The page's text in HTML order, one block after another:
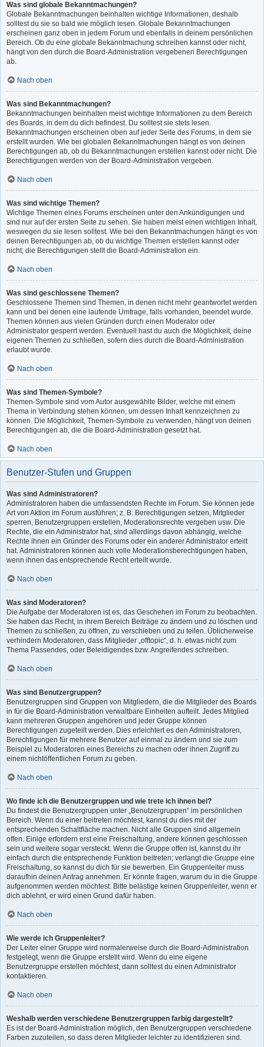
Was sind globale Bekanntmachungen?
Globale Bekanntmachungen beinhalten wichtige Informationen, deshalb
solltest du sie so bald wie möglich lesen. Globale Bekanntmachungen
erscheinen ganz oben in jedem Forum und ebenfalls in deinem persönlichen
Bereich. Ob du eine globale Bekanntmachung schreiben kannst oder nicht,
hängt von den durch die Board-Administration vergebenen Berechtigungen
ab.
Nach oben
Was sind Bekanntmachungen?
Bekanntmachungen beinhalten meist wichtige Informationen zu dem Bereich
des Boards, in dem du dich befindest. Du solltest sie stets lesen.
Bekanntmachungen erscheinen oben auf jeder Seite des Forums, in dem sie
erstellt wurden. Wie bei globalen Bekanntmachungen hängt es von deinen
Berechtigungen ab, ob du Bekanntmachungen erstellen kannst oder nicht. Die
Berechtigungen werden von der Board-Administration vergeben.
Nach oben
Was sind wichtige Themen?
Wichtige Themen eines Forums erscheinen unter den Ankündigungen und
sind nur auf der ersten Seite zu sehen. Sie haben meist einen wichtigen Inhalt,
weswegen du sie lesen solltest. Wie bei den Bekanntmachungen hängt es von
deinen Berechtigungen ab, ob du wichtige Themen erstellen kannst oder
nicht; die Berechtigungen stellt die Board-Administration ein.
Nach oben
Was sind geschlossene Themen?
Geschlossene Themen sind Themen, in denen nicht mehr geantwortet werden
kann und bei denen eine laufende Umfrage, falls vorhanden, beendet wurde.
Themen können aus vielen Gründen durch einen Moderator oder
Administrator gesperrt werden. Eventuell hast du auch die Möglichkeit, deine
eigenen Themen zu schließen, sofern dies durch die Board-Administration
erlaubt wurde.
Nach oben
Was sind Themen-Symbole?
Themen-Symbole sind vom Autor ausgewählte Bilder, welche mit einem
Thema in Verbindung stehen können, um dessen Inhalt kennzeichnen zu
können. Die Möglichkeit, Themen-Symbole zu verwenden, hängt von deinen
Berechtigungen ab, die die Board-Administration gesetzt hat.
Nach oben
Benutzer-Stufen und Gruppen
Was sind Administratoren?
Administratoren haben die umfassendsten Rechte im Forum. Sie können jede
Art von Aktion im Forum ausführen; z. B. Berechtigungen setzen, Mitglieder
sperren, Benutzergruppen erstellen, Moderationsrechte vergeben usw. Die
Rechte, die ein Administrator hat, sind allerdings davon abhängig, welche
Rechte ihnen ein Gründer des Forums oder ein anderer Administrator erteilt
hat. Administratoren können auch volle Moderationsberechtigungen haben,
wenn ihnen das entsprechende Recht erteilt wurde.
Nach oben
Was sind Moderatoren?
Die Aufgabe der Moderatoren ist es, das Geschehen im Forum zu beobachten.
Sie haben das Recht, in ihrem Bereich Beiträge zu ändern und zu löschen und
Themen zu schließen, zu öffnen, zu verschieben und zu teilen. Üblicherweise
verhindern Moderatoren, dass Mitglieder „offtopic“, d. h. etwas nicht zum
Thema Passendes, oder Beleidigendes bzw. Angreifendes schreiben.
Nach oben
Was sind Benutzergruppen?
Benutzergruppen sind Gruppen von Mitgliedern, die die Mitglieder des Boards
in für die Board-Administration verwaltbare Einheiten aufteilt. Jedes Mitglied
kann mehreren Gruppen angehören und jeder Gruppe können
Berechtigungen zugeteilt werden. Dies erleichtert es den Administratoren,
Berechtigungen für mehrere Benutzer auf einmal zu ändern und sie zum
Beispiel zu Moderatoren eines Bereichs zu machen oder ihnen Zugriff zu
einem nichtöffentlichen Forum zu geben.
Nach oben
Wo finde ich die Benutzergruppen und wie trete ich ihnen bei?
Du findest die Benutzergruppen unter „Benutzergruppen“ im persönlichen
Bereich. Wenn du einer beitreten möchtest, kannst du dies mit der
entsprechenden Schaltfläche machen. Nicht alle Gruppen sind allgemein
offen. Einige erfordern erst eine Freischaltung, andere können geschlossen
sein und weitere sogar versteckt. Wenn die Gruppe offen ist, kannst du ihr
einfach durch die entsprechende Funktion beitreten; verlangt die Gruppe eine
Freischaltung, so kannst du dich für sie bewerben. Ein Gruppenleiter muss
daraufhin deinen Antrag annehmen. Er könnte fragen, warum du in die Gruppe
aufgenommen werden möchtest. Bitte belästige keinen Gruppenleiter, wenn er
dich ablehnt, er wird einen Grund dafür haben.
Nach oben
Wie werde ich Gruppenleiter?
Der Leiter einer Gruppe wird normalerweise durch die Board-Administration
festgelegt, wenn die Gruppe erstellt wird. Wenn du eine eigene
Benutzergruppe erstellen möchtest, dann solltest du einen Administrator
kontaktieren.
Nach oben
Weshalb werden verschiedene Benutzergruppen farbig dargestellt?
Es ist der Board-Administration möglich, den Benutzergruppen verschiedene
Farben zuzuteilen, so dass deren Mitglieder leichter zu identifizieren sind.